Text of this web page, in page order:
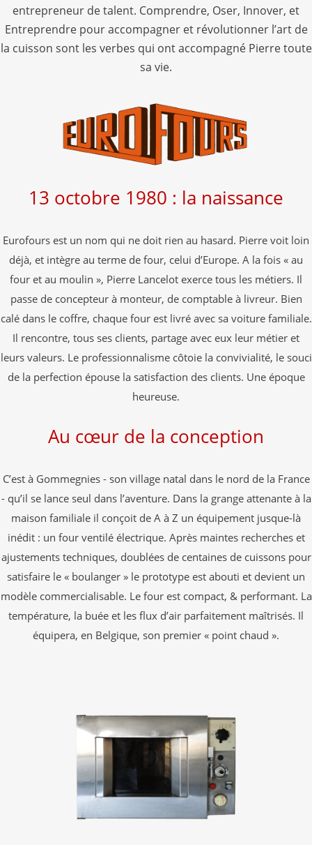
entrepreneur de talent. Comprendre, Oser, Innover, et
Entreprendre pour accompagner et révolutionner l’art de
la cuisson sont les verbes qui ont accompagné Pierre toute
sa vie.
13 octobre 1980 : la naissance
Eurofours est un nom qui ne doit rien au hasard. Pierre voit loin
déjà, et intègre au terme de four, celui d’Europe. A la fois « au
four et au moulin », Pierre Lancelot exerce tous les métiers. Il
passe de concepteur à monteur, de comptable à livreur. Bien
calé dans le coffre, chaque four est livré avec sa voiture familiale.
Il rencontre, tous ses clients, partage avec eux leur métier et
leurs valeurs. Le professionnalisme côtoie la convivialité, le souci
de la perfection épouse la satisfaction des clients. Une époque
heureuse.
Au cœur de la conception
C’est à Gommegnies - son village natal dans le nord de la France
- qu’il se lance seul dans l’aventure. Dans la grange attenante à la
maison familiale il conçoit de A à Z un équipement jusque-là
inédit : un four ventilé électrique. Après maintes recherches et
ajustements techniques, doublées de centaines de cuissons pour
satisfaire le « boulanger » le prototype est abouti et devient un
modèle commercialisable. Le four est compact, & performant. La
température, la buée et les flux d’air parfaitement maîtrisés. Il
équipera, en Belgique, son premier « point chaud ».